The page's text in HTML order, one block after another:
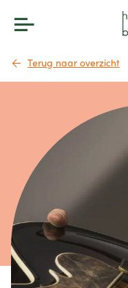
Terug naar overzicht